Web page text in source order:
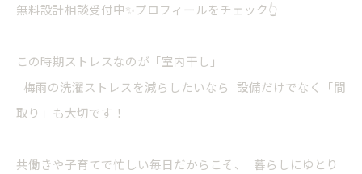
無料設計相談受付中✨プロフィールをチェック👆
この時期ストレスなのが「室内干し」
梅雨の洗濯ストレスを減らしたいなら 設備だけでなく「間
取り」も大切です！
共働きや子育てで忙しい毎日だからこそ、 暮らしにゆとり